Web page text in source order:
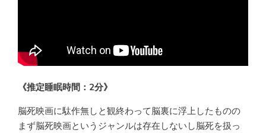
《推定睡眠時間：2分》
脳死映画に駄作無しと観終わって脳裏に浮上したものの
まず脳死映画というジャンルは存在しないし脳死を扱っ